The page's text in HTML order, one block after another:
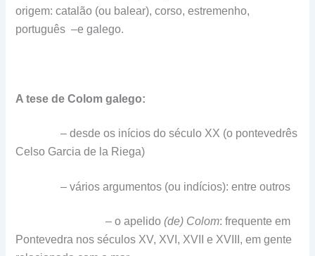
origem: catalão (ou balear), corso, estremenho,
português –e galego.
A tese de Colom galego:
– desde os inícios do século XX (o pontevedrês
Celso Garcia de la Riega)
– vários argumentos (ou indícios): entre outros
– o apelido(de) Colom: frequente em
Pontevedra nos séculos XV, XVI, XVII e XVIII, em gente